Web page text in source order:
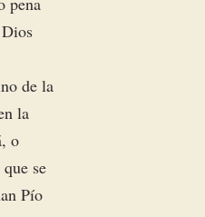
de la
la
o
se
Pío